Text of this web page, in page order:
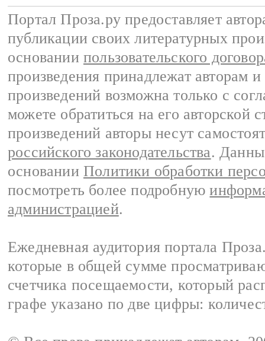
Портал Проза.ру предоставляет
публикации своих литературных
основании пользовательского
произведения принадлежат авторам
произведений возможна только с
можете обратиться на его авторской
произведений авторы несут
российского законодательства.
основании Политики обработки
посмотреть более подробную
администрацией.
Ежедневная аудитория портала
которые в общей сумме
счетчика посещаемости, который
графе указано по две цифры: